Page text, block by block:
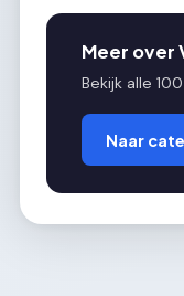
Meer over
Bekijk alle
Naar